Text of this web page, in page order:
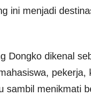
ini menjadi
Dongko dikenal
sambil menikmati